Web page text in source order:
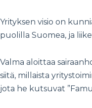
Yrityksen visio on
puolilla Suomea, ja
Valma aloittaa
siitä, millaista
jota he kutsuvat